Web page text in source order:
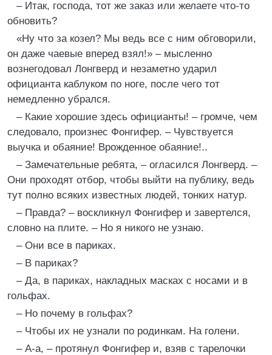
– Итак, господа, тот же заказ или желаете что-то
обновить?
«Ну что за козел? Мы ведь все с ним обговорили,
он даже чаевые вперед взял!» – мысленно
вознегодовал Лонгверд и незаметно ударил
официанта каблуком по ноге, после чего тот
немедленно убрался.
– Какие хорошие здесь официанты! – громче, чем
следовало, произнес Фонгифер. – Чувствуется
выучка и обаяние! Врожденное обаяние!..
– Замечательные ребята, – огласился Лонгверд. –
Они проходят отбор, чтобы выйти на публику, ведь
тут полно всяких известных людей, тонких натур.
– Правда? – воскликнул Фонгифер и завертелся,
словно на плите. – Но я никого не узнаю.
– Они все в париках.
– В париках?
– Да, в париках, накладных масках с носами и в
гольфах.
– Но почему в гольфах?
– Чтобы их не узнали по родинкам. На голени.
– А-а, – протянул Фонгифер и, взяв с тарелочки